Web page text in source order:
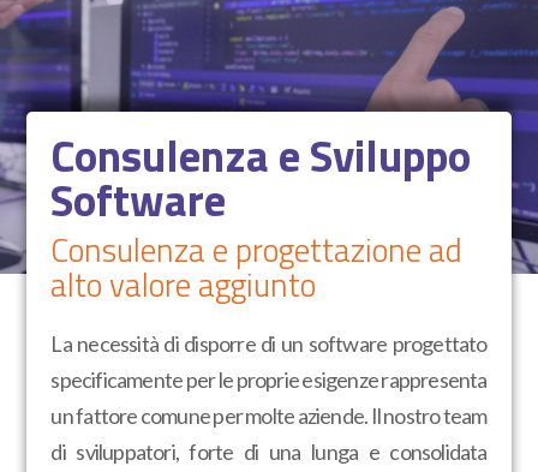
Consulenza e Sviluppo
Software
Consulenza e progettazione ad
alto valore aggiunto
La necessità di disporre di un software progettato
specificamente per le proprie esigenze rappresenta
un fattore comune per molte aziende. Il nostro team
di sviluppatori, forte di una lunga e consolidata